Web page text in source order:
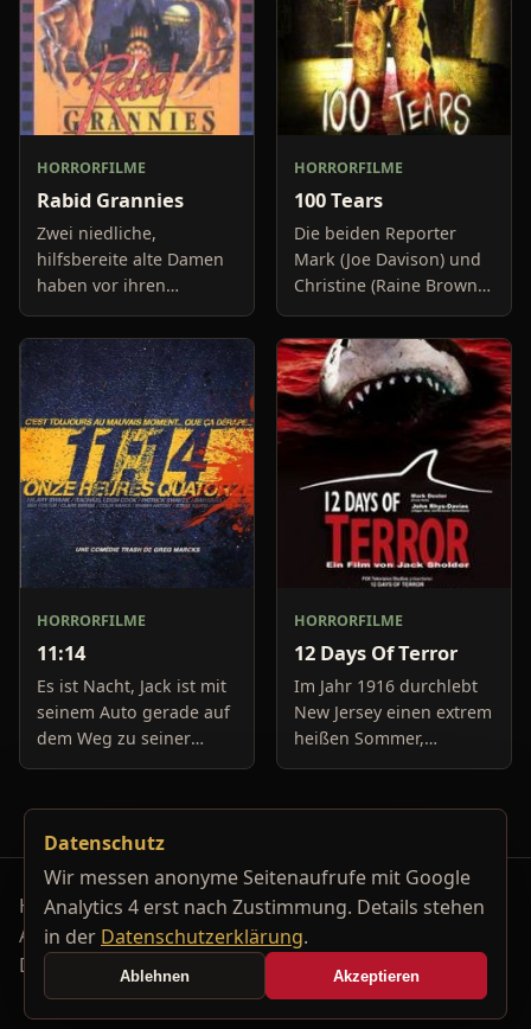
HORRORFILME
Rabid Grannies
Zwei niedliche,
hilfsbereite alte Damen
haben vor ihren
Geburtstag, mit allen
ihren Verwandten, im
großen Stil zu feiern.
Während die alten
Damen und das Pers
HORRORFILME
100 Tears
Die beiden Reporter
Mark (Joe Davison) und
Christine (Raine Brown)
haben keine Lust mehr
auf belanglose
Boulevard-Meldungen
und befassen sich
neuerdings mit Se
HORRORFILME
11:14
Es ist Nacht, Jack ist mit
seinem Auto gerade auf
dem Weg zu seiner
Freundin, um diese
Auto springt auf 11:14h,
genau in dem Moment
fäll
HORRORFILME
12 Days Of Terror
Im Jahr 1916 durchlebt
New Jersey einen extrem
heißen Sommer,
während in Europa der
Bewohner eines kleinen
unter der
Horrorfilm-Reviews, Serienkiller-Profile und Genre-
Archiv.
Datenschutzerklärung
Kontakt
Cookie-Einstellungen
Datenschutz
Wir messen anonyme Seitenaufrufe mit Google
Analytics 4 erst nach Zustimmung. Details stehen
in der Datenschutzerklärung.
Ablehnen Akzeptieren